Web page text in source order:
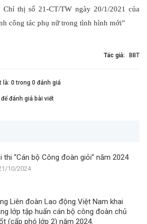
thị số 21-CT/TW ngày 20/1/2021 của
công tác phụ nữ trong tình hình mới”
Tác giả: BBT
là: 0 trong 0 đánh giá
đánh giá bài viết
thi “Cán bộ Công đoàn giỏi” năm 2024
10/2024
Liên đoàn Lao động Việt Nam khai
lớp tập huấn cán bộ công đoàn chủ
(cấp phó lớp 2) năm 2024.